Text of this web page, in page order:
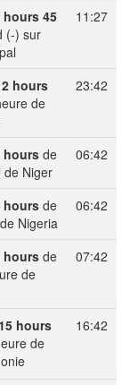
hours 45
(-) sur
11:27
2 hours
de
23:42
hours de
de Niger
06:42
hours de
Nigeria
06:42
hours de
de
07:42
15 hours
de
16:42